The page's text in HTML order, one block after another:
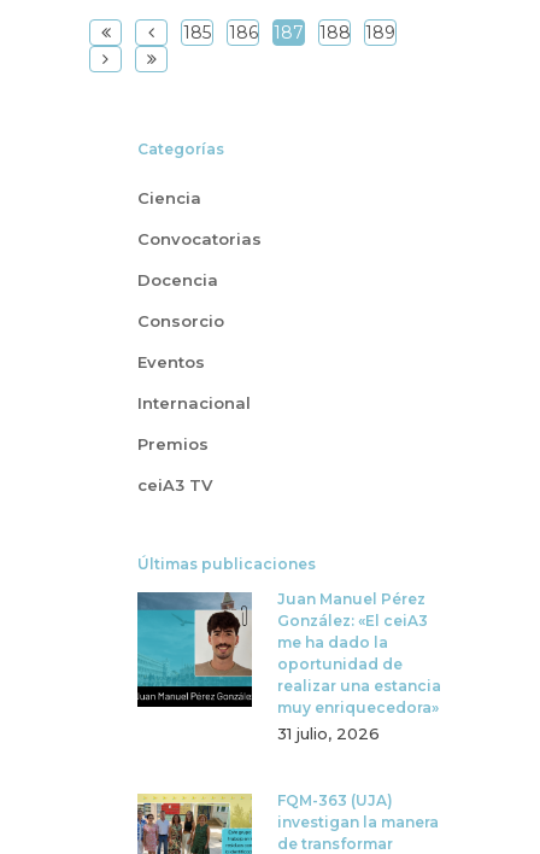
185 186 187 188 189
Categorías
Ciencia
Convocatorias
Docencia
Consorcio
Eventos
Internacional
Premios
ceiA3 TV
Últimas publicaciones
Juan Manuel Pérez
González: «El ceiA3
me ha dado la
oportunidad de
realizar una estancia
muy enriquecedora»
31 julio, 2026
FQM-363 (UJA)
investigan la manera
de transformar